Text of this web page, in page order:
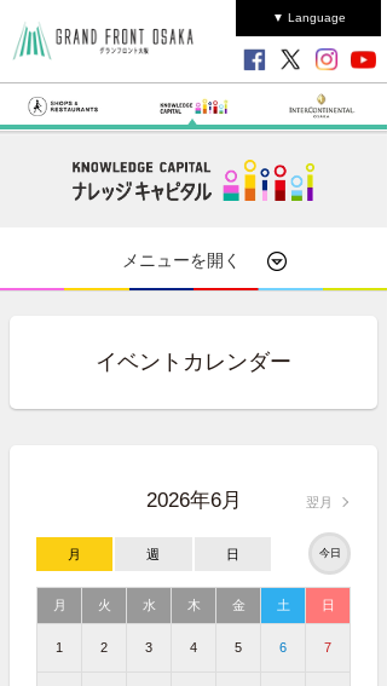
▼ Language
メニューを開く
イベントカレンダー
2026年6月 翌月
月 週 日 今日
月 火 水 木 金 土 日
1 2 3 4 5 6 7